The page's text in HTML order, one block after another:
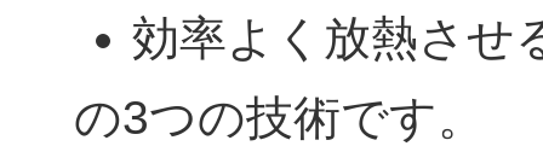
効率よく放熱させ
の3つの技術です。